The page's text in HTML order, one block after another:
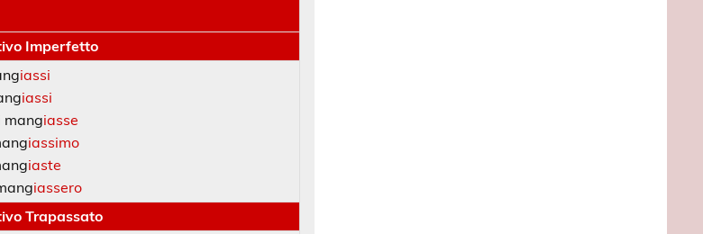
Imperfetto
iassi
iassi
mangiasse
iassimo
iaste
iassero
Trapassato